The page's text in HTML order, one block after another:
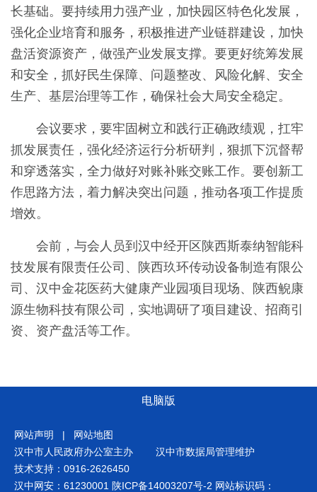
长基础。要持续用力强产业，加快园区特色化发展，
强化企业培育和服务，积极推进产业链群建设，加快
盘活资源资产，做强产业发展支撑。要更好统筹发展
和安全，抓好民生保障、问题整改、风险化解、安全
生产、基层治理等工作，确保社会大局安全稳定。
会议要求，要牢固树立和践行正确政绩观，扛牢
抓发展责任，强化经济运行分析研判，狠抓下沉督帮
和穿透落实，全力做好对账补账交账工作。要创新工
作思路方法，着力解决突出问题，推动各项工作提质
增效。
会前，与会人员到汉中经开区陕西斯泰纳智能科
技发展有限责任公司、陕西玖环传动设备制造有限公
司、汉中金花医药大健康产业园项目现场、陕西鲵康
源生物科技有限公司，实地调研了项目建设、招商引
资、资产盘活等工作。
电脑版
网站声明 |
网站地图
汉中市人民政府办公室主办
汉中市数据局管理维护
技术支持：0916-2626450
汉中网安：61230001 陕ICP备14003207号-2 网站标识码：